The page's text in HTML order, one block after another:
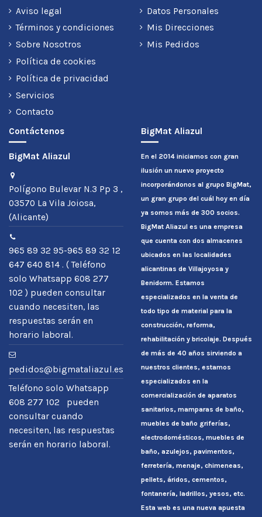
Aviso legal
Términos y condiciones
Sobre Nosotros
Política de cookies
Política de privacidad
Servicios
Contacto
Datos Personales
Mis Direcciones
Mis Pedidos
Contáctenos
BigMat Aliazul
Polígono Bulevar N.3 Pp 3 ,
03570 La Vila Joiosa,
(Alicante)
965 89 32 95-965 89 32 12
647 640 814 . ( Teléfono
solo Whatsapp 608 277
102 ) pueden consultar
cuando necesiten, las
respuestas serán en
horario laboral.
pedidos@bigmataliazul.es
Teléfono solo Whatsapp
608 277 102 pueden
consultar cuando
necesiten, las respuestas
serán en horario laboral.
BigMat Aliazul
En el 2014 iniciamos con gran
ilusión un nuevo proyecto
incorporándonos al grupo BigMat,
un gran grupo del cuál hoy en día
ya somos más de 300 socios.
BigMat Aliazul es una empresa
que cuenta con dos almacenes
ubicados en las localidades
alicantinas de Villajoyosa y
Benidorm. Estamos
especializados en la venta de
todo tipo de material para la
construcción, reforma,
rehabilitación y bricolaje. Después
de más de 40 años sirviendo a
nuestros clientes, estamos
especializados en la
comercialización de aparatos
sanitarios, mamparas de baño,
muebles de baño griferías,
electrodomésticos, muebles de
baño, azulejos, pavimentos,
ferretería, menaje, chimeneas,
pellets, áridos, cementos,
fontanería, ladrillos, yesos, etc.
Esta web es una nueva apuesta